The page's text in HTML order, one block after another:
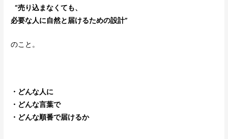
“売り込まなくても、
必要な人に自然と届けるための設計”
のこと。
・どんな人に
・どんな言葉で
・どんな順番で届けるか